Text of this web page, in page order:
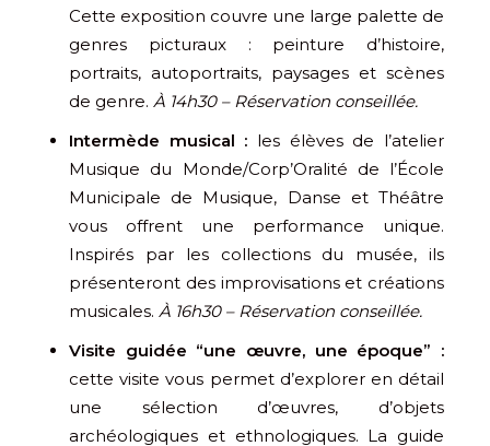
Cette exposition couvre une large palette de
genres picturaux : peinture d’histoire,
portraits, autoportraits, paysages et scènes
de genre. À 14h30 – Réservation conseillée.
Intermède musical : les élèves de l’atelier
Musique du Monde/Corp’Oralité de l’École
Municipale de Musique, Danse et Théâtre
vous offrent une performance unique.
Inspirés par les collections du musée, ils
présenteront des improvisations et créations
musicales. À 16h30 – Réservation conseillée.
Visite guidée “une œuvre, une époque” :
cette visite vous permet d’explorer en détail
une sélection d’œuvres, d’objets
archéologiques et ethnologiques. La guide